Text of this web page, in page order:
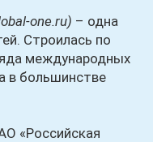
one.ru) – одна
Строилась по
международных
в большинстве
«Российская